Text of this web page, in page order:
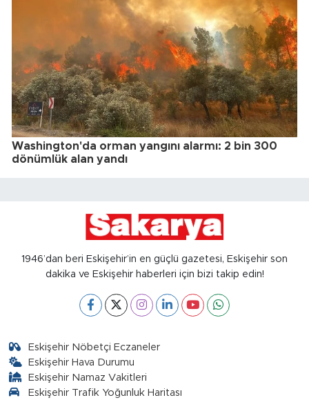
Washington'da orman yangını alarmı: 2 bin 300
dönümlük alan yandı
1946’dan beri Eskişehir’in en güçlü gazetesi, Eskişehir son
dakika ve Eskişehir haberleri için bizi takip edin!
Eskişehir Nöbetçi Eczaneler
Eskişehir Hava Durumu
Eskişehir Namaz Vakitleri
Eskişehir Trafik Yoğunluk Haritası